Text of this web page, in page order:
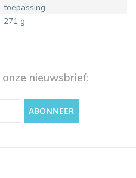
toepassing
271 g
nieuwsbrief:
ABONNEER